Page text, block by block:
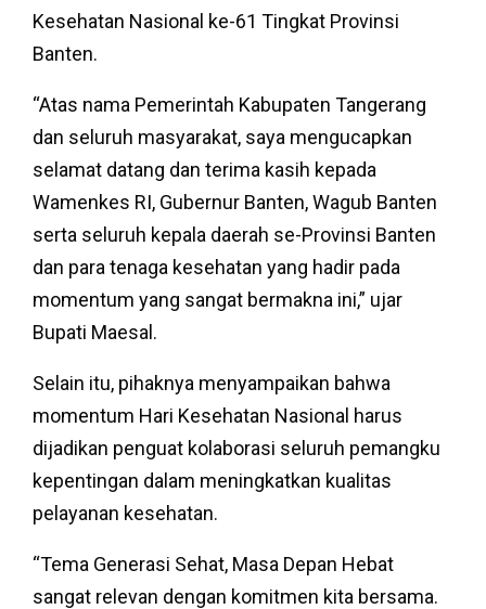
Kesehatan Nasional ke-61 Tingkat Provinsi
Banten.
“Atas nama Pemerintah Kabupaten Tangerang
dan seluruh masyarakat, saya mengucapkan
selamat datang dan terima kasih kepada
Wamenkes RI, Gubernur Banten, Wagub Banten
serta seluruh kepala daerah se-Provinsi Banten
dan para tenaga kesehatan yang hadir pada
momentum yang sangat bermakna ini,” ujar
Bupati Maesal.
Selain itu, pihaknya menyampaikan bahwa
momentum Hari Kesehatan Nasional harus
dijadikan penguat kolaborasi seluruh pemangku
kepentingan dalam meningkatkan kualitas
pelayanan kesehatan.
“Tema Generasi Sehat, Masa Depan Hebat
sangat relevan dengan komitmen kita bersama.